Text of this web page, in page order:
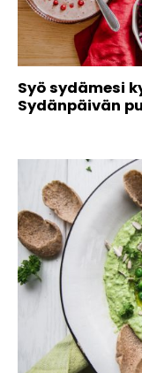
Syö sydämesi
Sydänpäivän